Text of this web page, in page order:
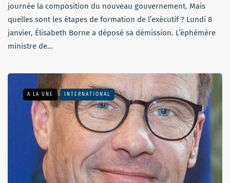
journée la composition du nouveau gouvernement. Mais
quelles sont les étapes de formation de l’exécutif ? Lundi 8
janvier, Élisabeth Borne a déposé sa démission. L’éphémère
ministre de…
A LA UNE INTERNATIONAL